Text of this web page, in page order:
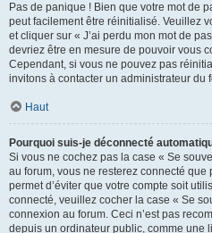
Pas de panique ! Bien que votre mot de
peut facilement être réinitialisé. Veuillez
et cliquer sur « J’ai perdu mon mot de
devriez être en mesure de pouvoir vous
Cependant, si vous ne pouvez pas
invitons à contacter un administrateur du
Haut
Pourquoi suis-je déconnecté
Si vous ne cochez pas la case « Se
au forum, vous ne resterez connecté
permet d’éviter que votre compte soit
connecté, veuillez cocher la case « Se
connexion au forum. Ceci n’est pas
depuis un ordinateur public, comme une